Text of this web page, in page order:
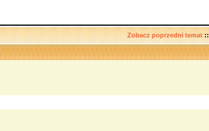
Zobacz poprzedni temat ::